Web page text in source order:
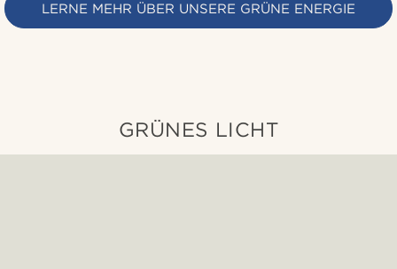
LERNE MEHR ÜBER UNSERE GRÜNE ENERGIE
GRÜNES LICHT